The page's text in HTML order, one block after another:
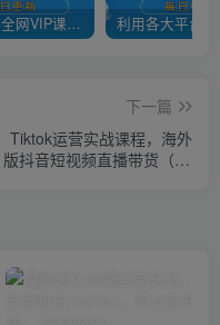
官方正品 全网VIP课程 无损下载~
下一篇
Tiktok运营实战课程，海外
版抖音短视频直播带货（19